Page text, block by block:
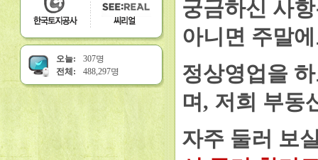
오늘:
307명
전체:
488,297명
궁금하신 사
아니면 주말
정상영업을
며, 저희 부동
자주 둘러 보